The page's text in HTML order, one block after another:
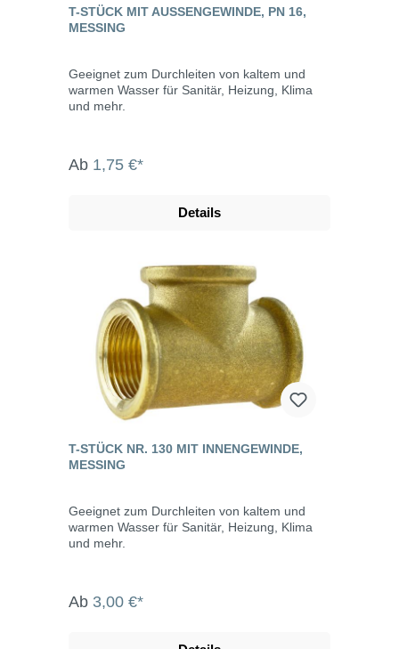
T-STÜCK MIT AUSSENGEWINDE, PN 16, M
ESSING
Geeignet zum Durchleiten von kaltem und
warmen Wasser für Sanitär, Heizung, Klima
und mehr.
Ab 1,75 €*
Details
T-STÜCK NR. 130 MIT INNENGEWINDE,
MESSING
Geeignet zum Durchleiten von kaltem und
warmen Wasser für Sanitär, Heizung, Klima
und mehr.
Ab 3,00 €*